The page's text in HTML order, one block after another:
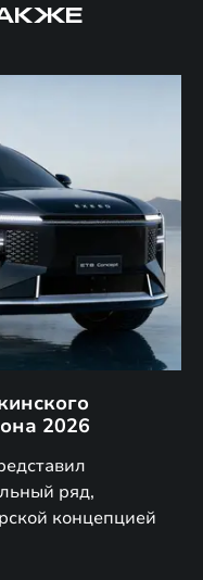
2026
ряд,
концепцией